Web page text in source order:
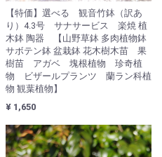
【特価】選べる 観音竹鉢（訳あ
り）4.3号 サナサービス 楽焼 植
木鉢 陶器 【山野草鉢 多肉植物鉢
サボテン鉢 盆栽鉢 花木樹木苗 果
樹苗 アガベ 塊根植物 珍奇植
物 ビザールプランツ 蘭ラン科植
物 観葉植物】
¥ 1,650